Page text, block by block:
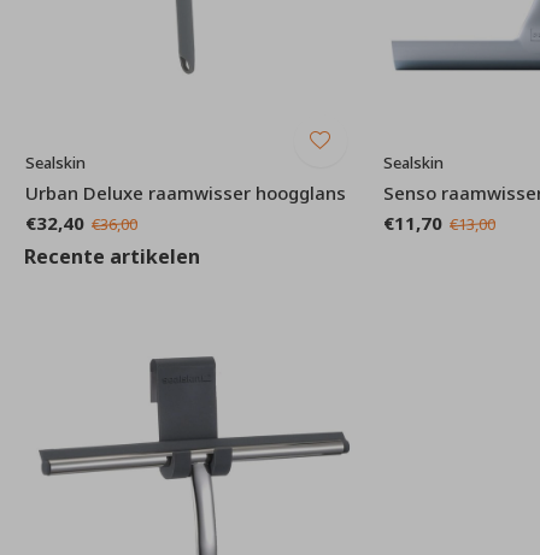
Sealskin
Urban Deluxe raamwisser hoogglans
€32,40 €36,00
Sealskin
Senso
€11,70 €13,00
Recente artikelen